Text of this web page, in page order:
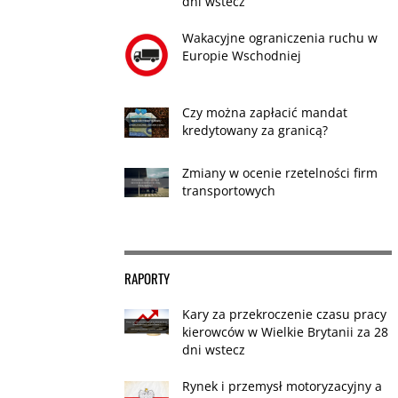
Wakacyjne ograniczenia ruchu w
Europie Wschodniej
Czy można zapłacić mandat
kredytowany za granicą?
Zmiany w ocenie rzetelności firm
transportowych
RAPORTY
Kary za przekroczenie czasu pracy
kierowców w Wielkie Brytanii za 28
dni wstecz
Rynek i przemysł motoryzacyjny a